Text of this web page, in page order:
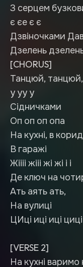
З серцем
є єе є є
Дзвіночками
Дзелень
[CHORUS]
Танцюй,
у уу у
Сідничками
Оп оп оп опа
На кухні, в
В гаражі
Жіііі жііі жі жі і і
Де ключ на
Ать аять ать,
На вулиці
ЦИці иці иці
[VERSE 2]
На кухні варимо